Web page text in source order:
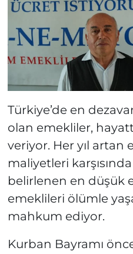
Türkiye’de en
olan emekliler,
veriyor. Her yıl artan
maliyetleri
belirlenen en düşük
emeklileri ölümle
mahkum ediyor.
Kurban Bayramı